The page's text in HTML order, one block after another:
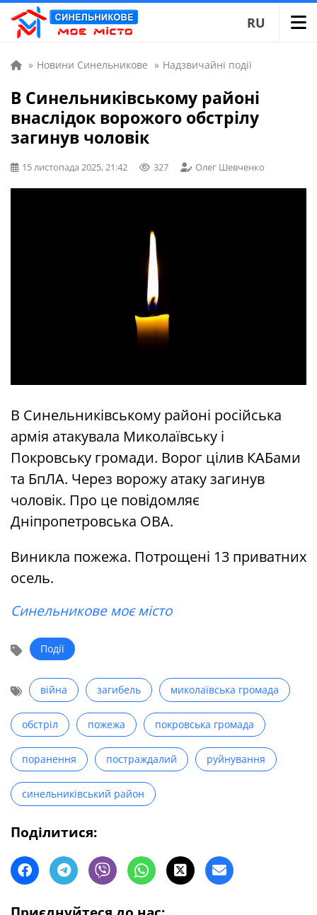
RU
» Новини Синельникове » Надзвичайні події
В Синельниківському районі
внаслідок ворожого обстрілу
загинув чоловік
15 листопада 2025, 21:42 327 Олег Шевченко
В Синельниківському районі російська
армія атакувала Миколаївську і
Покровську громади. Ворог цілив КАБами
та БпЛА. Через ворожу атаку загинув
чоловік. Про це повідомляє
Дніпропетровська ОВА.
Виникла пожежа. Потрощені 13 приватних
осель.
Синельникове моє місто
Події
війна загибель миколаївська громада
обстріл пожежа покровська громада
поранення постраждалий руйнування
синельниківський район
Поділитися: